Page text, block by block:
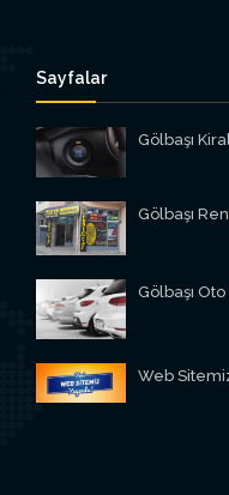
Sayfalar
Gölbaşı
Gölbaşı
Gölbaşı
Web